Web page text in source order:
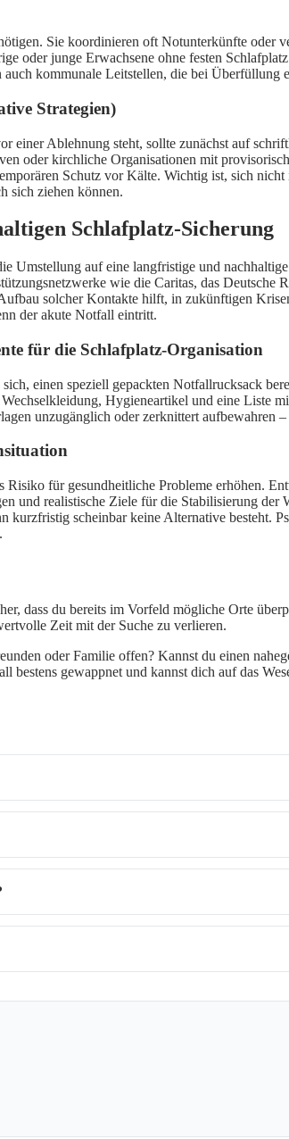
Sie koordinieren oft Notunterkünfte oder
oder junge Erwachsene ohne festen
kommunale Leitstellen, die bei Überfüllung
Strategien)
Ablehnung steht, sollte zunächst auf
oder kirchliche Organisationen mit
Schutz vor Kälte. Wichtig ist, sich
sich ziehen können.
Schlafplatz-Sicherung
auf eine langfristige und
wie die Caritas, das Deutsche
solcher Kontakte hilft, in zukünftigen
der akute Notfall eintritt.
für die Schlafplatz-Organisation
einen speziell gepackten Notfallrucksack
Hygieneartikel und eine Liste
unzugänglich oder zerknittert aufbewahren
für gesundheitliche Probleme erhöhen.
realistische Ziele für die Stabilisierung der
scheinbar keine Alternative besteht.
dass du bereits im Vorfeld mögliche Orte
Zeit mit der Suche zu verlieren.
oder Familie offen? Kannst du einen
gewappnet und kannst dich auf das